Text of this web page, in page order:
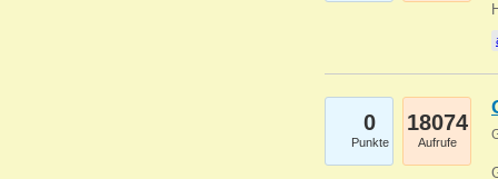
0
Punkte
18074
Aufrufe